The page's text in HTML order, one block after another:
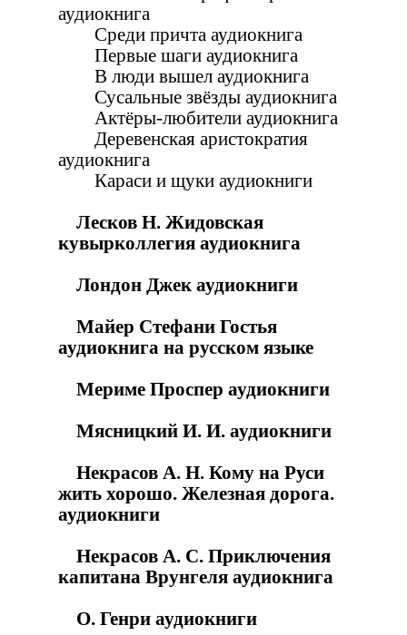
аудиокнига
Среди причта аудиокнига
Первые шаги аудиокнига
В люди вышел аудиокнига
Сусальные звёзды аудиокнига
Актёры-любители аудиокнига
Деревенская аристократия
аудиокнига
Караси и щуки аудиокниги
Лесков Н. Жидовская
кувырколлегия аудиокнига
Лондон Джек аудиокниги
Майер Стефани Гостья
аудиокнига на русском языке
Мериме Проспер аудиокниги
Мясницкий И. И. аудиокниги
Некрасов А. Н. Кому на Руси
жить хорошо. Железная дорога.
аудиокниги
Некрасов А. С. Приключения
капитана Врунгеля аудиокнига
О. Генри аудиокниги